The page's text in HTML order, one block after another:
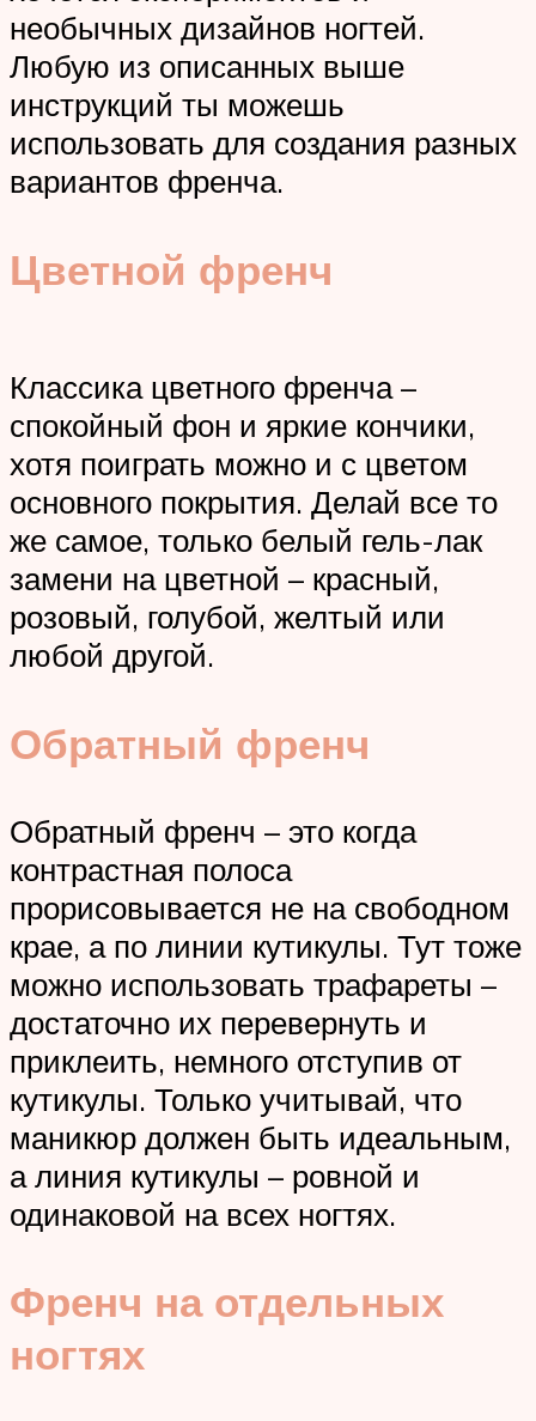
необычных дизайнов ногтей.
Любую из описанных выше
инструкций ты можешь
использовать для создания разных
вариантов френча.
Цветной френч
Классика цветного френча –
спокойный фон и яркие кончики,
хотя поиграть можно и с цветом
основного покрытия. Делай все то
же самое, только белый гель-лак
замени на цветной – красный,
розовый, голубой, желтый или
любой другой.
Обратный френч
Обратный френч – это когда
контрастная полоса
прорисовывается не на свободном
крае, а по линии кутикулы. Тут тоже
можно использовать трафареты –
достаточно их перевернуть и
приклеить, немного отступив от
кутикулы. Только учитывай, что
маникюр должен быть идеальным,
а линия кутикулы – ровной и
одинаковой на всех ногтях.
Френч на отдельных
ногтях